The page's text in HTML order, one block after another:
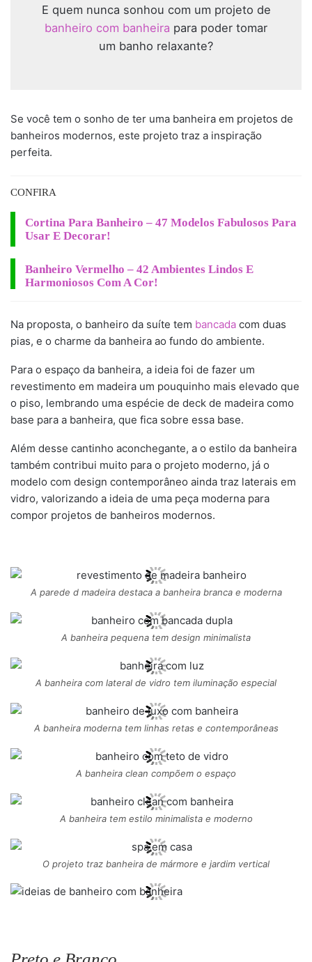
E quem nunca sonhou com um projeto de
banheiro com banheira para poder tomar
um banho relaxante?
Se você tem o sonho de ter uma banheira em projetos de
banheiros modernos, este projeto traz a inspiração
perfeita.
CONFIRA
Cortina Para Banheiro – 47 Modelos Fabulosos Para
Usar E Decorar!
Banheiro Vermelho – 42 Ambientes Lindos E
Harmoniosos Com A Cor!
Na proposta, o banheiro da suíte tem bancada com duas
pias, e o charme da banheira ao fundo do ambiente.
Para o espaço da banheira, a ideia foi de fazer um
revestimento em madeira um pouquinho mais elevado que
o piso, lembrando uma espécie de deck de madeira como
base para a banheira, que fica sobre essa base.
Além desse cantinho aconchegante, a o estilo da banheira
também contribui muito para o projeto moderno, já o
modelo com design contemporâneo ainda traz laterais em
vidro, valorizando a ideia de uma peça moderna para
compor projetos de banheiros modernos.
A parede d madeira destaca a banheira branca e moderna
A banheira pequena tem design minimalista
A banheira com lateral de vidro tem iluminação especial
A banheira moderna tem linhas retas e contemporâneas
A banheira clean compõem o espaço
A banheira tem estilo minimalista e moderno
O projeto traz banheira de mármore e jardim vertical